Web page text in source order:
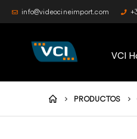
info@videocineimport.com
VCI
PRODUCTOS